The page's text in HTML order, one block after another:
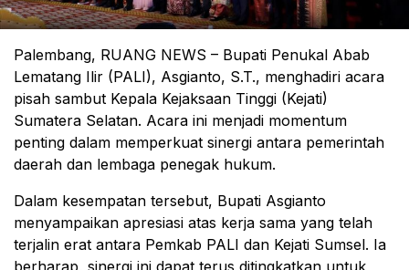
Palembang, RUANG NEWS – Bupati Penukal Abab
Lematang Ilir (PALI), Asgianto, S.T., menghadiri acara
pisah sambut Kepala Kejaksaan Tinggi (Kejati)
Sumatera Selatan. Acara ini menjadi momentum
penting dalam memperkuat sinergi antara pemerintah
daerah dan lembaga penegak hukum.
Dalam kesempatan tersebut, Bupati Asgianto
menyampaikan apresiasi atas kerja sama yang telah
terjalin erat antara Pemkab PALI dan Kejati Sumsel. Ia
berharap, sinergi ini dapat terus ditingkatkan untuk